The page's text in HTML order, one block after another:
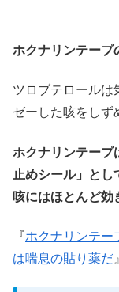
ホクナリンテープ
ツロブテロールは
ゼーした咳をしず
ホクナリンテープ
止めシール」と
咳にはほとんど効
『ホクナリンテー
は喘息の貼り薬だ 』